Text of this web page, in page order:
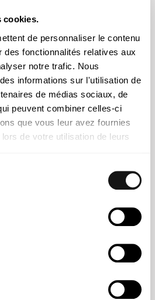
cookies.
de personnaliser le contenu
des fonctionnalités relatives aux
notre trafic. Nous
informations sur l'utilisation de
de médias sociaux, de
peuvent combiner celles-ci
que vous leur avez fournies
de votre utilisation de leurs
Marques